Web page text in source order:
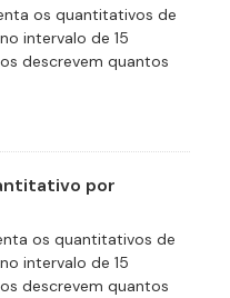
os quantitativos de
intervalo de 15
descrevem quantos
por
os quantitativos de
intervalo de 15
descrevem quantos